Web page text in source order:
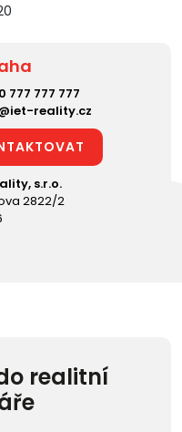
777 777 777
reality.cz
s.r.o.
2822/2
realitní